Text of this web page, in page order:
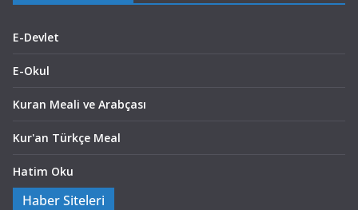
E-Devlet
E-Okul
Kuran Meali ve Arabçası
Kur'an Türkçe Meal
Hatim Oku
Haber Siteleri